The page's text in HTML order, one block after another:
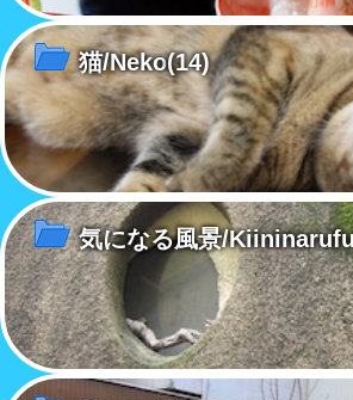
猫/Neko(14)
気になる風景/